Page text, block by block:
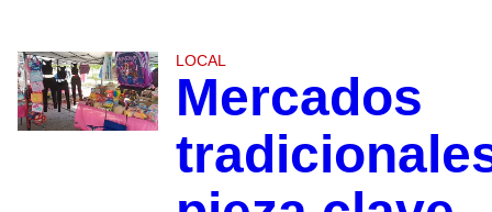
LOCAL
Mercados